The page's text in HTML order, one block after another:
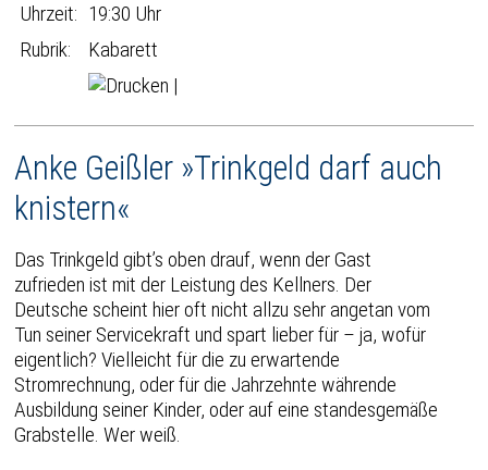
Uhrzeit: 19:30 Uhr
Rubrik:
Kabarett
|
Anke Geißler »Trinkgeld darf auch
knistern«
Das Trinkgeld gibt’s oben drauf, wenn der Gast
zufrieden ist mit der Leistung des Kellners. Der
Deutsche scheint hier oft nicht allzu sehr angetan vom
Tun seiner Servicekraft und spart lieber für – ja, wofür
eigentlich? Vielleicht für die zu erwartende
Stromrechnung, oder für die Jahrzehnte währende
Ausbildung seiner Kinder, oder auf eine standesgemäße
Grabstelle. Wer weiß.